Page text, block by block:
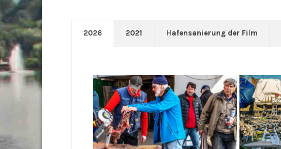
2026 2021 Hafensanierung der Film